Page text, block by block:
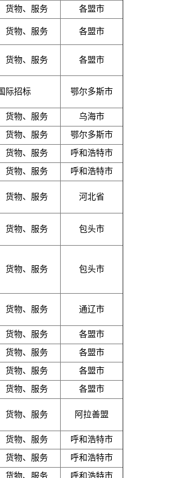
货物、服务 各盟市
货物、服务 各盟市
货物、服务 各盟市
际招标 鄂尔多斯市
货物、服务
乌海市
货物、服务
鄂尔多斯市
货物、服务
呼和浩特市
货物、服务 呼和浩特市
货物、服务 河北省
货物、服务 包头市
货物、服务 包头市
货物、服务 通辽市
货物、服务
各盟市
货物、服务
各盟市
货物、服务
各盟市
货物、服务 各盟市
货物、服务 阿拉善盟
货物、服务
呼和浩特市
货物、服务
呼和浩特市
货物、服务
呼和浩特市